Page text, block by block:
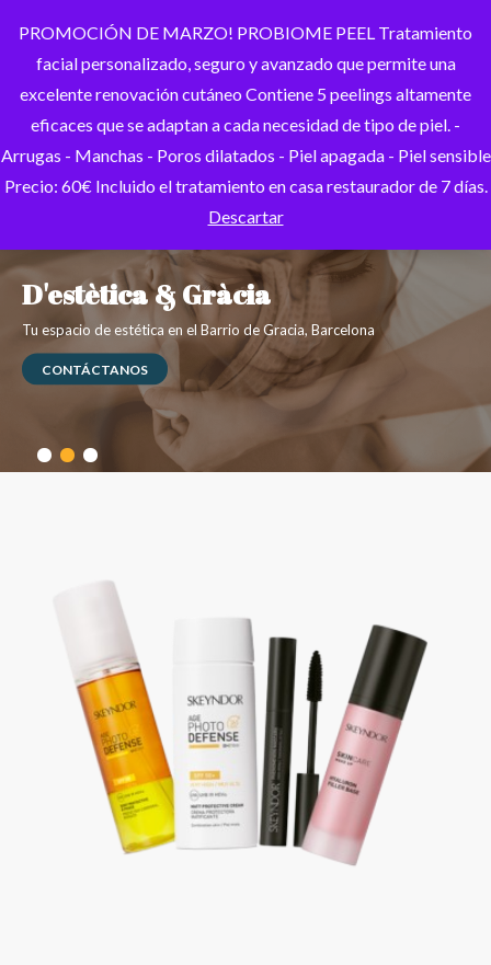
D'estètica & Gràcia
Tu espacio de estética en el Barrio de Gracia, Barcelona
CONTÁCTANOS
PROMOCIÓN DE MARZO! PROBIOME PEEL Tratamiento
facial personalizado, seguro y avanzado que permite una
excelente renovación cutáneo Contiene 5 peelings altamente
eficaces que se adaptan a cada necesidad de tipo de piel. -
Arrugas - Manchas - Poros dilatados - Piel apagada - Piel sensible
Precio: 60€ Incluido el tratamiento en casa restaurador de 7 días.
Descartar